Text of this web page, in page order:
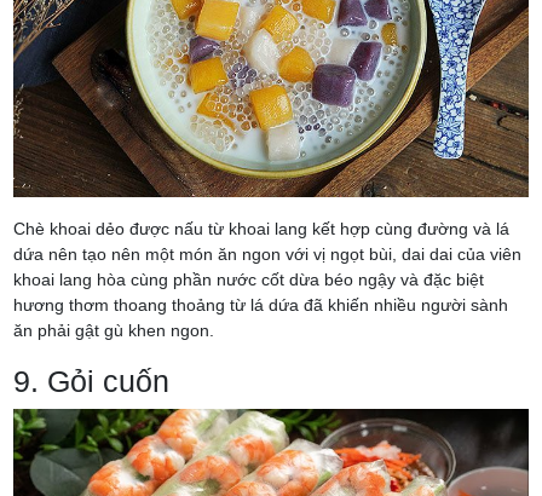
Chè khoai dẻo được nấu từ khoai lang kết hợp cùng đường và lá
dứa nên tạo nên một món ăn ngon với vị ngọt bùi, dai dai của viên
khoai lang hòa cùng phần nước cốt dừa béo ngậy và đặc biệt
hương thơm thoang thoảng từ lá dứa đã khiến nhiều người sành
ăn phải gật gù khen ngon.
9. Gỏi cuốn